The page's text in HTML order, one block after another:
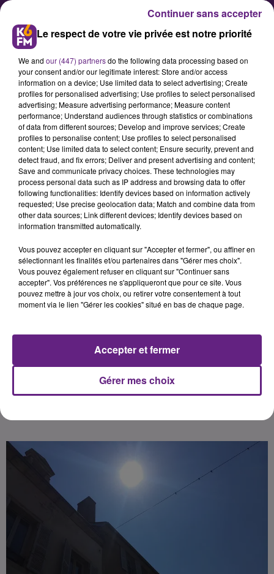
Canicule en Côte-d'Or : le
Département active son
dispositif de protection en raison
de la vigilance orange
Placée en vigilance orange canicule,
la Côte-d’Or active son dispositif de
annonce une mobilisation
renforcée dans les EHPAD, auprès
des personnes fragiles et de ses
agents, face à l'épisode de fortes
prochains jours.
Publié : 18 juin 2026 à 17h35 par
La Rédaction
Le respect de votre vie privée est notre priorité
We and our (447) partnersdo the following data processing based on
your consent and/or our legitimate interest: Store and/or access
information on a device; Use limited data to select advertising; Create
profiles for personalised advertising; Use profiles to select personalised
advertising; Measure advertising performance; Measure content
performance; Understand audiences through statistics or combinations
of data from different sources; Develop and improve services; Create
profiles to personalise content; Use profiles to select personalised
content; Use limited data to select content; Ensure security, prevent and
detect fraud, and fix errors; Deliver and present advertising and content;
Save and communicate privacy choices. These technologies may
process personal data such as IP address and browsing data to offer
following functionalities: Identify devices based on information actively
requested; Use precise geolocation data; Match and combine data from
other data sources; Link different devices; Identify devices based on
information transmitted automatically.
Vous pouvez accepter en cliquant sur "Accepter et fermer", ou affiner en
sélectionnant les finalités et/ou partenaires dans "Gérer mes choix".
Vous pouvez également refuser en cliquant sur "Continuer sans
accepter". Vos préférences ne s'appliqueront que pour ce site. Vous
pouvez mettre à jour vos choix, ou retirer votre consentement à tout
moment via le lien "Gérer les cookies" situé en bas de chaque page.
Gérer mes choix
Accepter et fermer
Continuer sans accepter